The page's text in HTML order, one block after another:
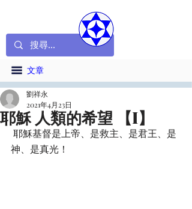
文章
耶穌 人類的希望 【I】
劉祥永
2021年4月23日
神、是真光！